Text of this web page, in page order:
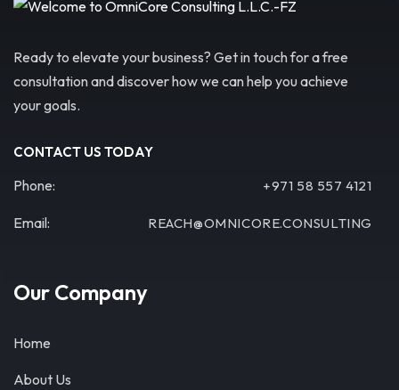
Ready to elevate your business? Get in touch for a free
consultation and discover how we can help you achieve
your goals.
CONTACT US TODAY
Phone: +971 58 557 4121
Email: REACH@OMNICORE.CONSULTING
Our Company
Home
About Us